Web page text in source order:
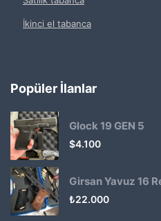
İkinci el tabanca
Popüler İlanlar
Glock 19 GEN 5
$4.100
Girsan Yavuz 16
₺22.000